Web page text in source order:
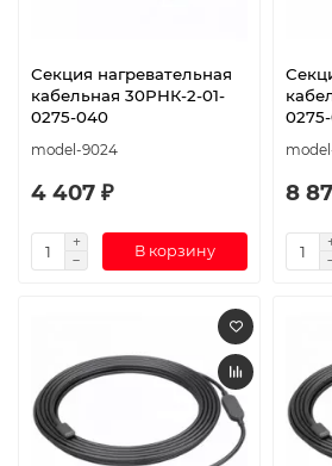
Секция нагревательная
кабельная 30РНК-2-01-
0275-040
model-9024
4 407 ₽
В корзину
8